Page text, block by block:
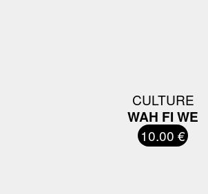
CULTURE
WAH FI WE
10.00 €